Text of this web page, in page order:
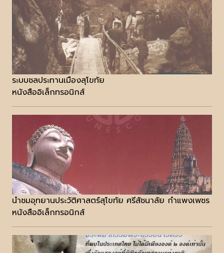
ระบบชลประทานเมืองสุโขทัย
หนังสืออิเล็กทรอนิกส์
นำชมอุทยานประวัติศาสตร์สุโขทัย ศรีสัชนาลัย กำแพงเพชร
หนังสืออิเล็กทรอนิกส์